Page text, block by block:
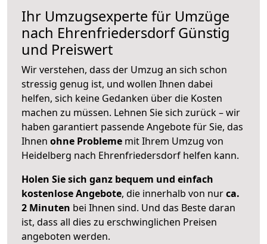
Ihr Umzugsexperte für Umzüge
nach EhrenfriedersdorfGünstig
und Preiswert
Wir verstehen, dass der Umzug an sich schon
stressig genug ist, und wollen Ihnen dabei
helfen, sich keine Gedanken über die Kosten
machen zu müssen. Lehnen Sie sich zurück – wir
haben garantiert passende Angebote für Sie, das
Ihnen ohne Probleme mit Ihrem Umzug von
Heidelberg nach Ehrenfriedersdorf helfen kann.
Holen Sie sich ganz bequem und einfach
kostenlose Angebote, die innerhalb von nurca.
2 Minuten bei Ihnen sind. Und das Beste daran
ist, dass all dies zu erschwinglichen Preisen
angeboten werden.